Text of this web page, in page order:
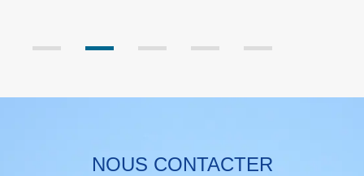
NOUS CONTACTER